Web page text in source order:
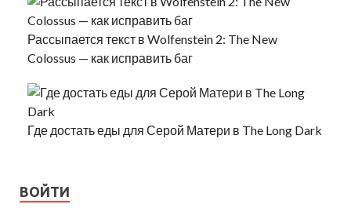
Рассыпается текст в Wolfenstein 2: The New
Colossus — как исправить баг
Где достать еды для Серой Матери в The Long Dark
ВОЙТИ